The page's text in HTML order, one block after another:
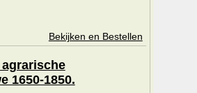
Bekijken en Bestellen
1650-1850.